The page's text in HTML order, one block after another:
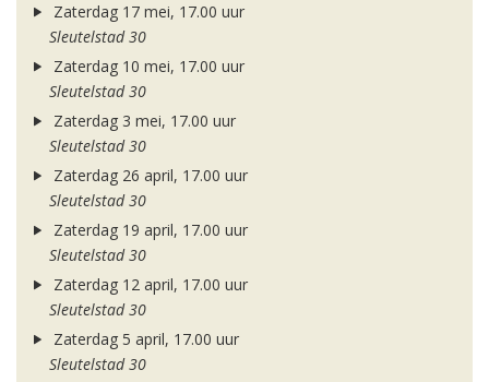
Zaterdag 17 mei, 17.00 uur
Sleutelstad 30
Zaterdag 10 mei, 17.00 uur
Sleutelstad 30
Zaterdag 3 mei, 17.00 uur
Sleutelstad 30
Zaterdag 26 april, 17.00 uur
Sleutelstad 30
Zaterdag 19 april, 17.00 uur
Sleutelstad 30
Zaterdag 12 april, 17.00 uur
Sleutelstad 30
Zaterdag 5 april, 17.00 uur
Sleutelstad 30